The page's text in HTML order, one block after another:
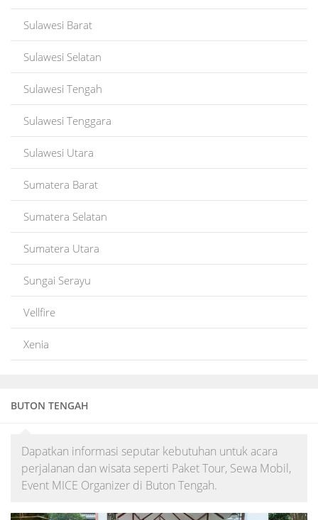
BUTON TENGAH
Dapatkan informasi seputar kebutuhan untuk acara
perjalanan dan wisata seperti Paket Tour, Sewa Mobil,
Event MICE Organizer di Buton Tengah.
Sulawesi Barat
Sulawesi Selatan
Sulawesi Tengah
Sulawesi Tenggara
Sulawesi Utara
Sumatera Barat
Sumatera Selatan
Sumatera Utara
Sungai Serayu
Vellfire
Xenia